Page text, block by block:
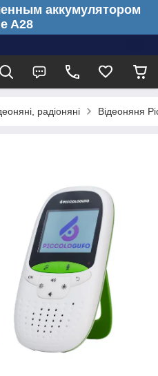
аккумулятором
A28
радіоняні Відеоняня